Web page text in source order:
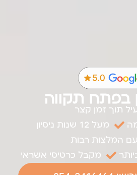
בפתח תקווה
תוך זמן קצר
מעל 12 שנות ניסיון
עם המלצות רבות
מקבל כרטיסי אשראי